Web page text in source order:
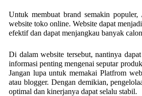
Untuk membuat brand semakin populer,
website toko online. Website dapat
efektif dan dapat menjangkau banyak
Di dalam website tersebut, nantinya
informasi penting mengenai seputar
Jangan lupa untuk memakai Platfrom
atau blogger. Dengan demikian,
optimal dan kinerjanya dapat selalu stabil.